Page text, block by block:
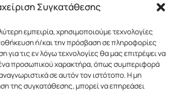
Συγκατάθεσης
εμπειρία, χρησιμοποιούμε τεχνολογίες
ή/και την πρόσβαση σε πληροφορίες
τις εν λόγω τεχνολογίες θα μας επιτρέψει να
προσωπικού χαρακτήρα, όπως συμπεριφορά
σε αυτόν τον ιστότοπο. Η μη
της συγκατάθεσης, μπορεί να επηρεάσει
Μηχανισμού του ΕΟΧ για την Ελλάδα,
ήταν το Ίδρυμα Μποδοσάκη.
ήταν η ενδυνάμωση της κοινωνίας
μας και η ενίσχυση της κοινωνικής
και της βιώσιμης ανάπτυξης.